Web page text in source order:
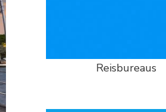
Reisbureaus